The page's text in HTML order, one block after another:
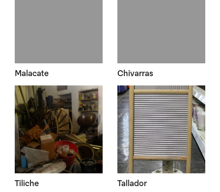
Malacate Chivarras
Tiliche Tallador